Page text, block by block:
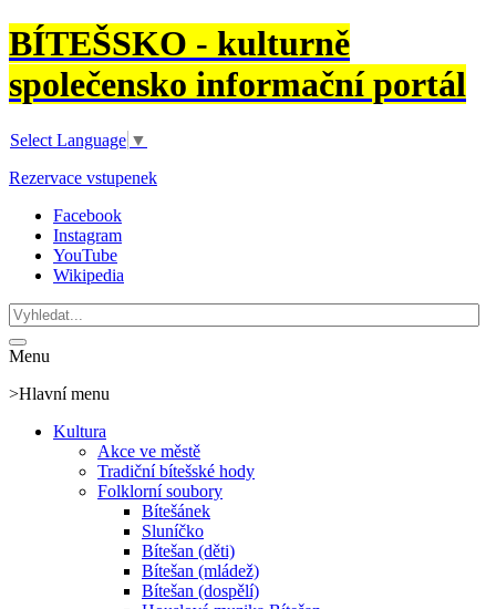
BÍTEŠSKO - kulturně
společensko informační portál
Select Language ▼
Rezervace vstupenek
Facebook
Instagram
YouTube
Wikipedia
Menu
>Hlavní menu
Kultura
Akce ve městě
Tradiční bítešské hody
Folklorní soubory
Bítešánek
Sluníčko
Bítešan (děti)
Bítešan (mládež)
Bítešan (dospělí)